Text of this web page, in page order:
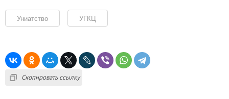
Униатство УГКЦ
Скопировать ссылку